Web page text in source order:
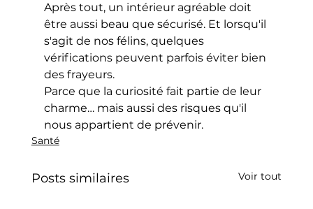
Après tout, un intérieur agréable doit
être aussi beau que sécurisé. Et lorsqu'il
s'agit de nos félins, quelques
vérifications peuvent parfois éviter bien
des frayeurs.
Parce que la curiosité fait partie de leur
charme… mais aussi des risques qu'il
nous appartient de prévenir.
Santé
Posts similaires Voir tout